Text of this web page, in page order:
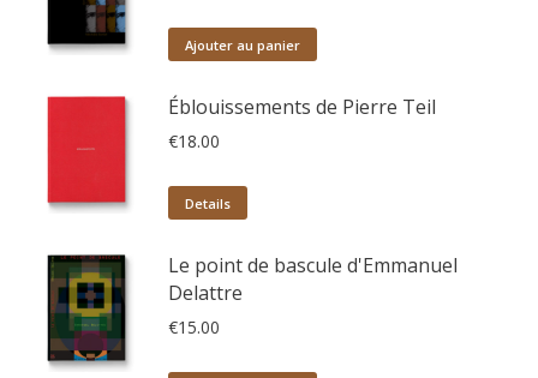
Ajouter au panier
Éblouissements de Pierre Teil
€18.00
Details
Le point de bascule d'Emmanuel
Delattre
€15.00